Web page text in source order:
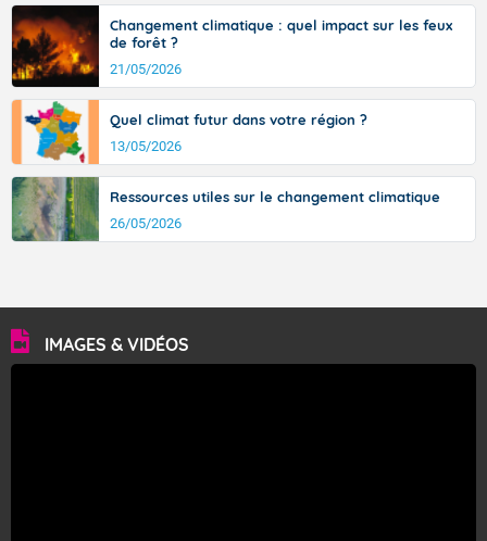
Changement climatique : quel impact sur les feux
de forêt ?
21/05/2026
Quel climat futur dans votre région ?
13/05/2026
Ressources utiles sur le changement climatique
26/05/2026
IMAGES & VIDÉOS